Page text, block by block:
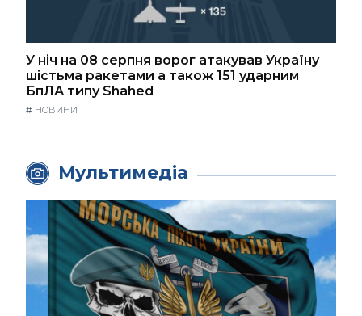
У ніч на 08 серпня ворог атакував Україну
шістьма ракетами а також 151 ударним
БпЛА типу Shahed
# НОВИНИ
Мультимедіа